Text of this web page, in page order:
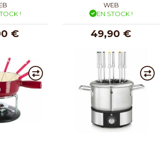
!
€
WEB
EN STOCK !
49,90 €